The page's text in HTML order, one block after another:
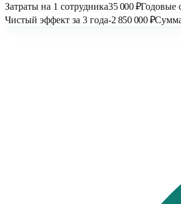
Затраты на 1 сотрудника35 000 ₽Годовые
Чистый эффект за 3 года-2 850 000 ₽